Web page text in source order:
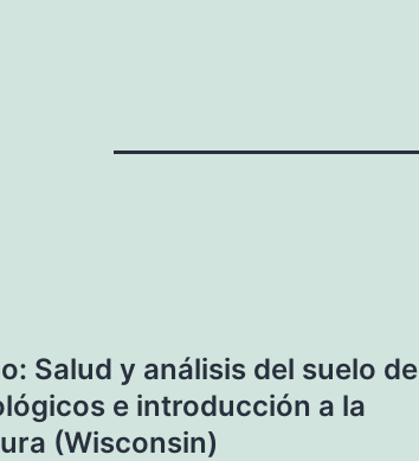
Salud y análisis del suelo de
e introducción a la
(Wisconsin)